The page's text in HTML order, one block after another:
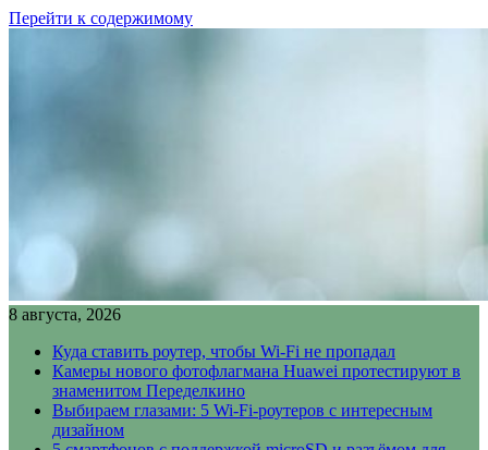
Перейти к содержимому
8 августа, 2026
Куда ставить роутер, чтобы Wi-Fi не пропадал
Камеры нового фотофлагмана Huawei протестируют в
знаменитом Переделкино
Выбираем глазами: 5 Wi-Fi-роутеров с интересным
дизайном